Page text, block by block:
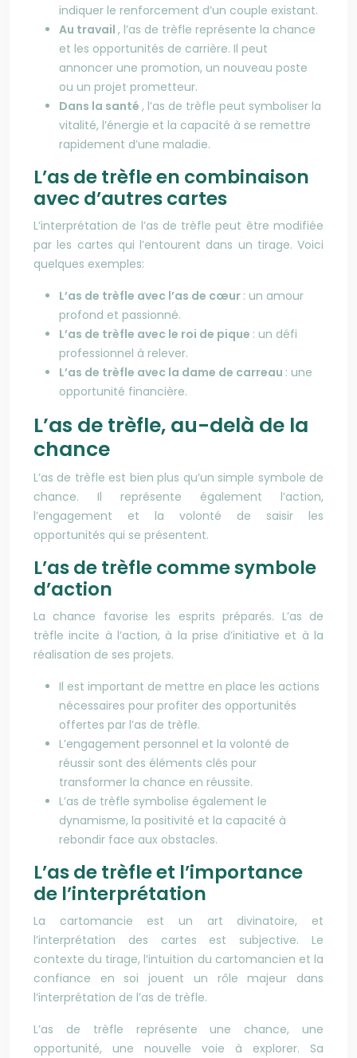
indiquer le renforcement d’un couple existant.
Au travail , l’as de trèfle représente la chance
et les opportunités de carrière. Il peut
annoncer une promotion, un nouveau poste
ou un projet prometteur.
Dans la santé , l’as de trèfle peut symboliser la
vitalité, l’énergie et la capacité à se remettre
rapidement d’une maladie.
L’as de trèfle en combinaison
avec d’autres cartes
L’interprétation de l’as de trèfle peut être modifiée
par les cartes qui l’entourent dans un tirage. Voici
quelques exemples:
L’as de trèfle avec l’as de cœur : un amour
profond et passionné.
L’as de trèfle avec le roi de pique : un défi
professionnel à relever.
L’as de trèfle avec la dame de carreau : une
opportunité financière.
L’as de trèfle, au-delà de la
chance
L’as de trèfle est bien plus qu’un simple symbole de
chance. Il représente également l’action,
l’engagement et la volonté de saisir les
opportunités qui se présentent.
L’as de trèfle comme symbole
d’action
La chance favorise les esprits préparés. L’as de
trèfle incite à l’action, à la prise d’initiative et à la
réalisation de ses projets.
Il est important de mettre en place les actions
nécessaires pour profiter des opportunités
offertes par l’as de trèfle.
L’engagement personnel et la volonté de
réussir sont des éléments clés pour
transformer la chance en réussite.
L’as de trèfle symbolise également le
dynamisme, la positivité et la capacité à
rebondir face aux obstacles.
L’as de trèfle et l’importance
de l’interprétation
La cartomancie est un art divinatoire, et
l’interprétation des cartes est subjective. Le
contexte du tirage, l’intuition du cartomancien et la
confiance en soi jouent un rôle majeur dans
l’interprétation de l’as de trèfle.
L’as de trèfle représente une chance, une
opportunité, une nouvelle voie à explorer. Sa